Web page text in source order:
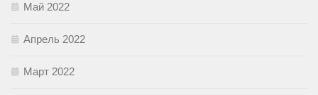
Май 2022
Апрель 2022
Март 2022